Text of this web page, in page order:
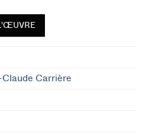
Claude Carrière